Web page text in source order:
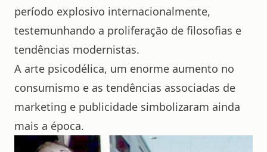
período explosivo internacionalmente,
testemunhando a proliferação de filosofias e
tendências modernistas.
A arte psicodélica, um enorme aumento no
consumismo e as tendências associadas de
marketing e publicidade simbolizaram ainda
mais a época.